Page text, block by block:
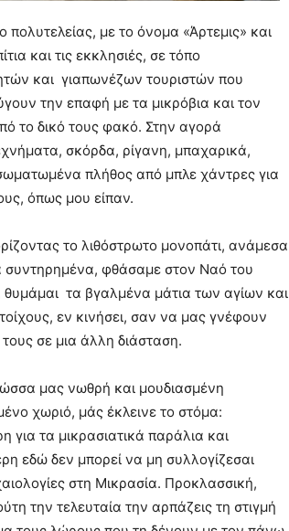
πολυτελείας, με το όνομα «Άρτεμις» και
και τις εκκλησιές, σε τόπο
και γιαπωνέζων τουριστών που
την επαφή με τα μικρόβια και τον
το δικό τους φακό. Στην αγορά
σκόρδα, ρίγανη, μπαχαρικά,
πλήθος από μπλε χάντρες για
όπως μου είπαν.
το λιθόστρωτο μονοπάτι, ανάμεσα
συντηρημένα, φθάσαμε στον Ναό του
τα βγαλμένα μάτια των αγίων και
εν κινήσει, σαν να μας γνέφουν
σε μια άλλη διάσταση.
μας νωθρή και μουδιασμένη
χωριό, μάς έκλεινε το στόμα:
τα μικρασιατικά παράλια και
εδώ δεν μπορεί να μη συλλογίζεσαι
στη Μικρασία. Προκλασσική,
την τελευταία την αρπάζεις τη στιγμή